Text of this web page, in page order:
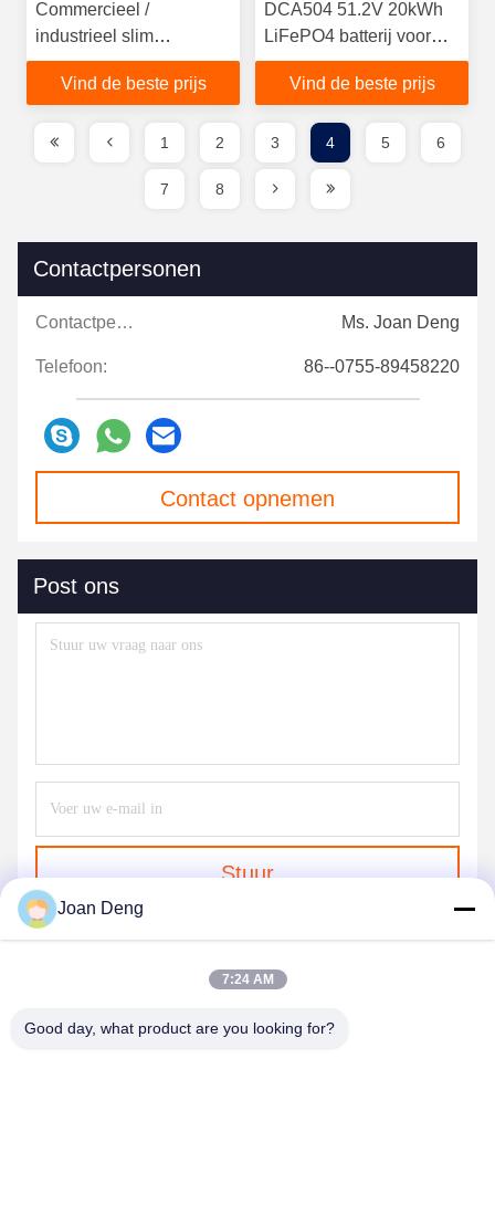
Commercieel /
industrieel slim
energieopslagsysteem
ESS-kast
Vind de beste prijs
DCA504 51.2V 20kWh
LiFePO4 batterij voor
energieopslagsystemen
voor thuis
Vind de beste prijs
1 2 3 4 5 6
7 8
Contactpersonen
Contactpersonen: Ms. Joan Deng
Telefoon: 86--0755-89458220
Contact opnemen
Post ons
Stuur
Joan Deng
7:24 AM
Good day, what product are you looking for?